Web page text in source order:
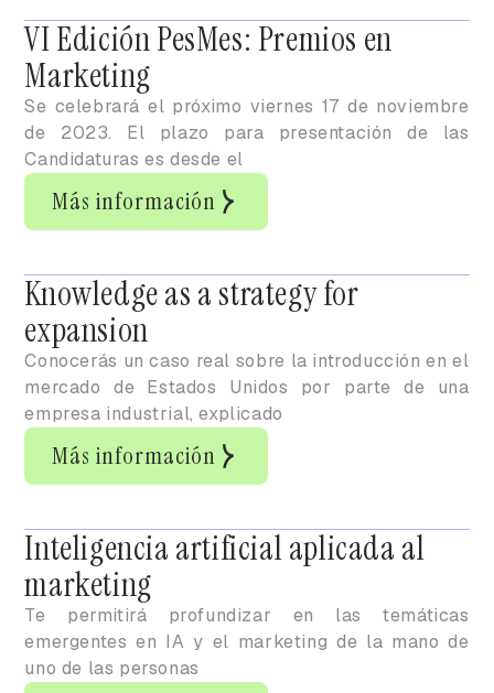
VI Edición PesMes: Premios en
Marketing
Se celebrará el próximo viernes 17 de noviembre
de 2023. El plazo para presentación de las
Candidaturas es desde el
Más información
Knowledge as a strategy for
expansion
Conocerás un caso real sobre la introducción en el
mercado de Estados Unidos por parte de una
empresa industrial, explicado
Más información
Inteligencia artificial aplicada al
marketing
Te permitirá profundizar en las temáticas
emergentes en IA y el marketing de la mano de
uno de las personas